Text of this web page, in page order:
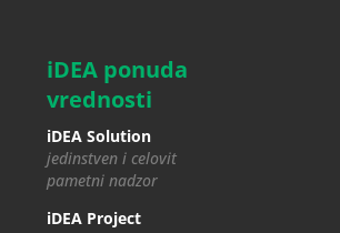
iDEA ponuda
vrednosti
iDEA Solution
jedinstven i celovit
pametni nadzor
iDEA Project